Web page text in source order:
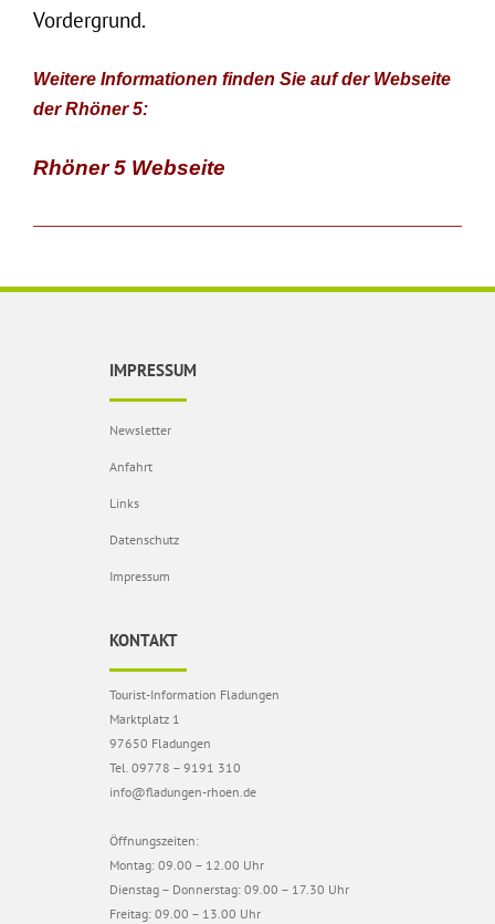
Vordergrund.
Weitere Informationen finden Sie auf der Webseite
der Rhöner 5:
Rhöner 5 Webseite
IMPRESSUM
Newsletter
Anfahrt
Links
Datenschutz
Impressum
KONTAKT
Tourist-Information Fladungen
Marktplatz 1
97650 Fladungen
Tel. 09778 – 9191 310
info@fladungen-rhoen.de
Öffnungszeiten:
Montag: 09.00 – 12.00 Uhr
Dienstag – Donnerstag: 09.00 – 17.30 Uhr
Freitag: 09.00 – 13.00 Uhr